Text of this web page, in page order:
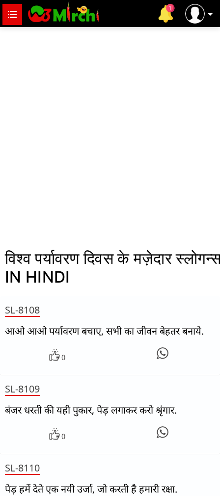
विश्व पर्यावरण दिवस के मज़ेदार
IN HINDI
SL-8108
आओ आओ पर्यावरण बचाए, सभी का जीवन बेहतर बनाये.
0
SL-8109
बंजर धरती की यही पुकार, पेड़ लगाकर करो श्रृंगार.
0
SL-8110
पेड़ हमें देते एक नयी उर्जा, जो करती है हमारी रक्षा.